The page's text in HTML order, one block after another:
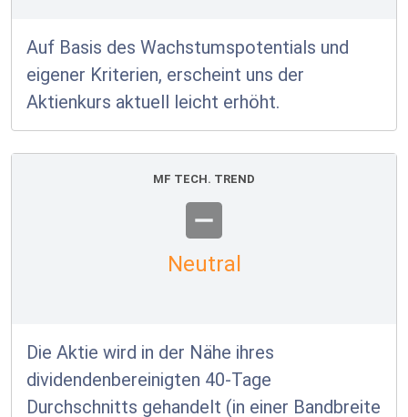
Auf Basis des Wachstumspotentials und
eigener Kriterien, erscheint uns der
Aktienkurs aktuell leicht erhöht.
MF TECH. TREND
Neutral
Die Aktie wird in der Nähe ihres
dividendenbereinigten 40-Tage
Durchschnitts gehandelt (in einer Bandbreite